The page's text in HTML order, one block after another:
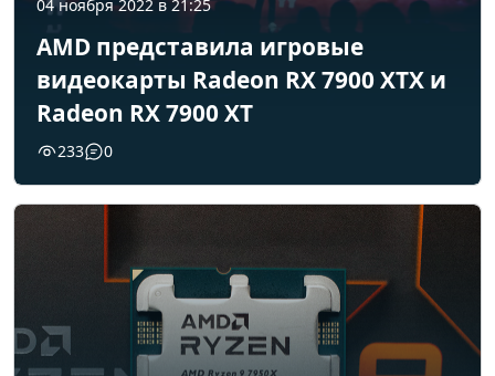
04 ноября 2022 в 21:25
AMD представила игровые
видеокарты Radeon RX 7900 XTX и
Radeon RX 7900 XT
233 0